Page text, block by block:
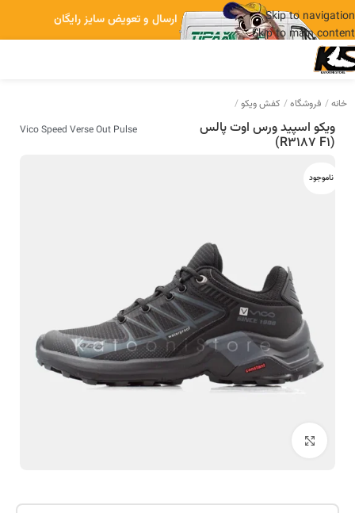
Skip to navigation
Skip to main content
ارسال و تعویض سایز رایگان
خانه فروشگاه کفش ویکو
ویکو اسپید ورس اوت پالس
(R3187 F1)
Vico Speed Verse Out Pulse
ناموجود